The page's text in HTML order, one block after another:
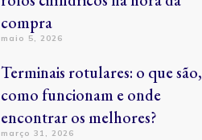
compra
maio 5, 2026
Terminais rotulares: o que são,
como funcionam e onde
encontrar os melhores?
março 31, 2026